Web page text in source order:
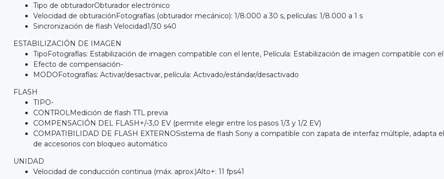
Tipo de obturadorObturador electrónico
Velocidad de obturaciónFotografías (obturador mecánico): 1/8.000 a 30 s, películas: 1/8.000 a 1 s
Sincronización de flash Velocidad1/30 s40
ESTABILIZACIÓN DE IMAGEN
TipoFotografías: Estabilización de imagen compatible con el lente, Película: Estabilización de imagen compatible con
Efecto de compensación-
MODOFotografías: Activar/desactivar, película: Activado/estándar/desactivado
FLASH
TIPO-
CONTROLMedición de flash TTL previa
COMPENSACIÓN DEL FLASH+/-3,0 EV (permite elegir entre los pasos 1/3 y 1/2 EV)
COMPATIBILIDAD DE FLASH EXTERNOSistema de flash Sony a compatible con zapata de interfaz múltiple,
de accesorios con bloqueo automático
UNIDAD
Velocidad de conducción continua (máx. aprox.)Alto+: 11 fps41